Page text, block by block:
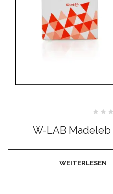
0
von
W-LAB
WEITERLESEN